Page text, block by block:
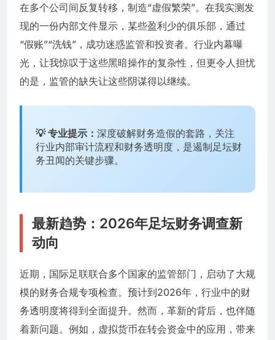
在多个公司间反复转移，制造“虚假繁荣”。在我实测发
现的一份内部文件显示，某些盈利少的俱乐部，通过
“假账”“洗钱”，成功迷惑监管和投资者。行业内幕曝
光，让我惊叹于这些黑暗操作的复杂性，但更令人担忧
的是，监管的缺失让这些阴谋得以继续。
💡 专业提示： 深度破解财务造假的套路，关注
行业内部审计流程和财务透明度，是遏制足坛财
务丑闻的关键步骤。
最新趋势：2026年足坛财务调查新
动向
近期，国际足联联合多个国家的监管部门，启动了大规
模的财务合规专项检查。预计到2026年，行业中的财
务透明度将得到全面提升。然而，革新的背后，也伴随
着新问题。例如，虚拟货币在转会资金中的应用，带来